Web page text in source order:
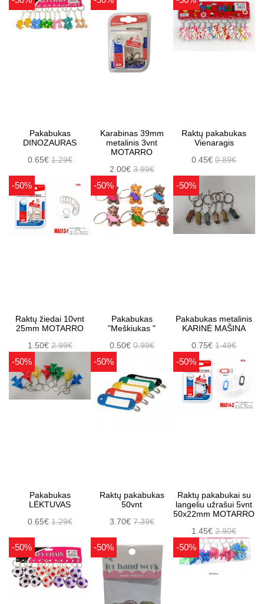
Pakabukas
DINOZAURAS
0.65€1.29€
Karabinas 39mm
metalinis 3vnt
MOTARRO
2.00€ 3.99€
Raktų pakabukas
Vienaragis
0.45€0.89€
-50%
Raktų žiedai 10vnt
25mm MOTARRO
1.50€2.99€
-50%
Pakabukas
"Meškiukas "
0.50€ 0.99€
-50%
Pakabukas metalinis
KARINĖ MAŠINA
0.75€1.49€
-50%
Pakabukas
LĖKTUVAS
0.65€1.29€
-50%
Raktų pakabukas
50vnt
3.70€ 7.39€
-50%
Raktų pakabukai su
langeliu užrašui 5vnt
50x22mm MOTARRO
1.45€2.90€
-50% -50% -50%